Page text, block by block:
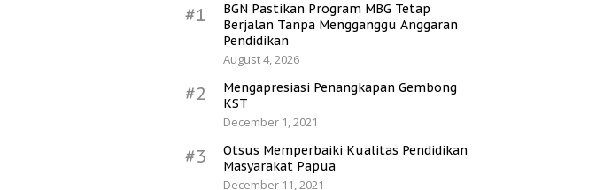
#1
BGN Pastikan Program MBG Tetap
Berjalan Tanpa Mengganggu Anggaran
Pendidikan
August 4, 2026
#2
Mengapresiasi Penangkapan Gembong
KST
December 1, 2021
#3
Otsus Memperbaiki Kualitas Pendidikan
Masyarakat Papua
December 11, 2021